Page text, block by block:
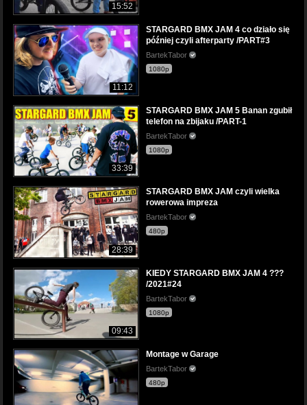
15:52
11:12
STARGARD BMX JAM 4 co działo się
później czyli afterparty /PART#3
BartekTabor
1080p
33:39
STARGARD BMX JAM 5 Banan zgubił
telefon na zbijaku /PART-1
BartekTabor
1080p
28:39
STARGARD BMX JAM czyli wielka
rowerowa impreza
BartekTabor
480p
09:43
KIEDY STARGARD BMX JAM 4 ???
/2021#24
BartekTabor
1080p
Montage w Garage
BartekTabor
480p